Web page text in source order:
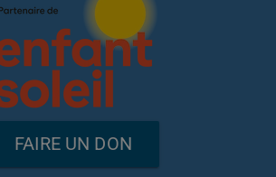
FAIRE UN DON